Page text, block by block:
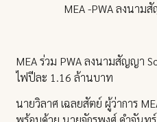
MEA -PWA ลงนาม
MEA ร่วม PWA ลงนามสัญญา
ไฟปีละ 1.16 ล้านบาท
นายวิลาศ เฉลยสัตย์ ผู้ว่าการ